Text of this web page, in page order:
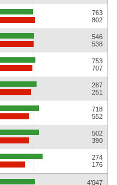
763
802
546
538
753
707
287
251
718
552
502
390
274
176
4’047